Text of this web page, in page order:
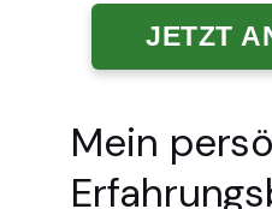
JETZT
Mein